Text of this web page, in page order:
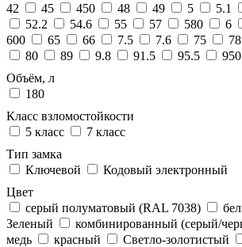
42
45 450 48 49 5 5.1
52.2
54.6 55 57 580 6
600
65 66 7.5 7.6 75 78
80
89 9.8 91.5 95.5 950
Объём, л
180
Класс взломостойкости
5 класс
7 класс
Тип замка
Ключевой
Кодовый электронный
Цвет
cерый полуматовый (RAL 7038)
Зеленый
комбинированный (серый/
медь
красный Светло-золотистый